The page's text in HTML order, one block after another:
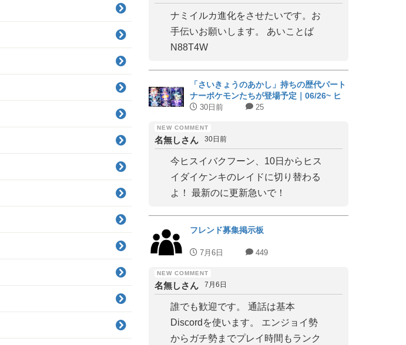
ナミイルカ進化をさせたいです。お
手伝いお願いします。 あいことば
N88T4W
「さいきょうのあかし」持ちの歴代パート
ナーポケモンたちが登場予定｜06/26~ ヒ
スイジュナイパー
30日前 25
名無しさん 30日前
今ヒスイバクフーン、10日からヒス
イダイケンキのレイドに切り替わる
よ！ 最新のに更新急いで！
フレンド募集掲示板
7月6日 449
名無しさん 7月6日
誰でも歓迎です。 通話は基本
Discordを使います。 エンジョイ勢
からガチ勢までプレイ時間もランク